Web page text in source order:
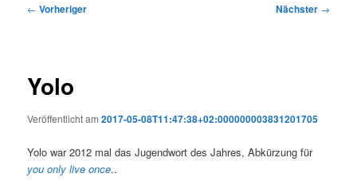
Beitragsnavigation
← Vorheriger Nächster →
Yolo
Veröffentlicht am2017-05-08T11:47:38+02:000000003831201705
Yolo war 2012 mal das Jugendwort des Jahres, Abkürzung für
you only live once..